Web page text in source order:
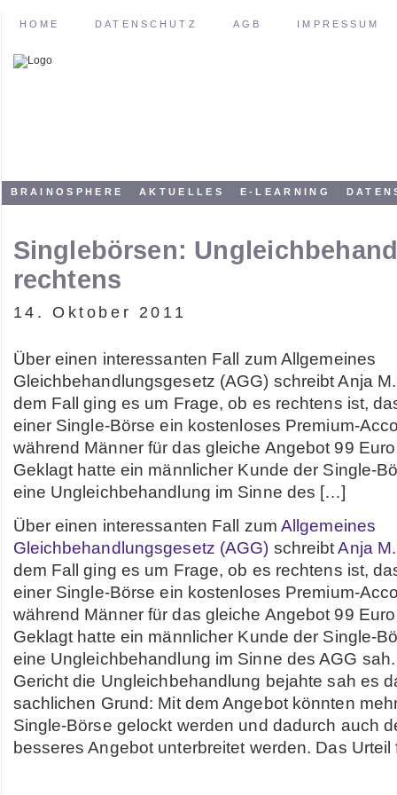
HOME DATENSCHUTZ AGB IMPRESSUM
BRAINOSPHERE AKTUELLES E-LEARNING
Singlebörsen:
rechtens
14. Oktober 2011
Über einen interessanten Fall zum Allgemeines
Gleichbehandlungsgesetz (AGG) schreibt Anja
dem Fall ging es um Frage, ob es rechtens ist,
einer Single-Börse ein kostenloses Premium-
während Männer für das gleiche Angebot 99
Geklagt hatte ein männlicher Kunde der Single-
eine Ungleichbehandlung im Sinne des […]
Über einen interessanten Fall zum Allgemeines
Gleichbehandlungsgesetz (AGG) schreibtAnja
dem Fall ging es um Frage, ob es rechtens ist,
einer Single-Börse ein kostenloses Premium-
während Männer für das gleiche Angebot 99
Geklagt hatte ein männlicher Kunde der Single-
eine Ungleichbehandlung im Sinne des AGG
Gericht die Ungleichbehandlung bejahte sah es
sachlichen Grund: Mit dem Angebot könnten
Single-Börse gelockt werden und dadurch auch
besseres Angebot unterbreitet werden. Das